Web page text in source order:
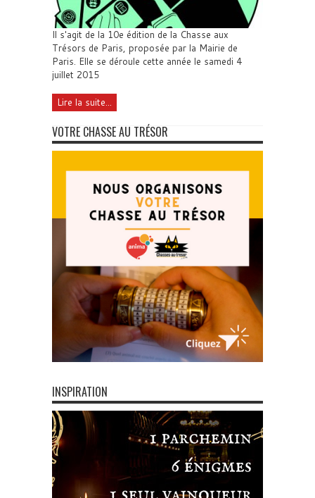
Il s'agit de la 10e édition de la Chasse aux
Trésors de Paris, proposée par la Mairie de
Paris. Elle se déroule cette année le samedi 4
juillet 2015
Lire la suite...
VOTRE CHASSE AU TRÉSOR
INSPIRATION